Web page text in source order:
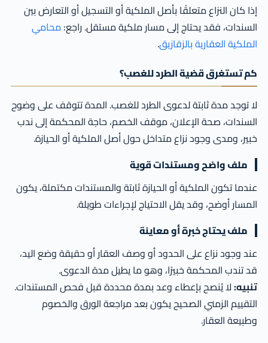
إذا كان النزاع متعلقًا بأصل الملكية أو التسجيل أو التعارض بين
السندات، فقد يحتاج إلى مسار ملكية مستقل. راجع: محامي
الملكية العقارية بالزقازيق.
كم تستغرق قضية الطرد للغصب؟
لا توجد مدة ثابتة لدعوى الطرد للغصب. المدة تتوقف على وضوح
السندات، صحة الإعلان، موقف الخصم، حاجة المحكمة إلى ندب
خبير، ومدى وجود نزاع متداخل حول أصل الملكية أو الحيازة.
ملف واضح ومستندات قوية
عندما تكون الملكية أو الحيازة ثابتة والمستندات مكتملة، يكون
المسار أوضح، وقد يقل الاحتياج لإجراءات طويلة.
ملف يحتاج خبرة أو معاينة
عند وجود نزاع على الحدود أو وصف العقار أو حقيقة وضع اليد،
قد تندب المحكمة خبيرًا، وهو ما يطيل مدة الدعوى.
تنبيه:لا يُنصح بإعطاء وعد بمدة محددة قبل فحص المستندات.
التقييم الزمني الصحيح يكون بعد مراجعة الورق والخصوم
وطبيعة العقار.